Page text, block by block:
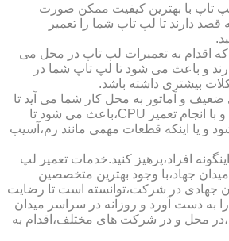
لپ تاپ با بهترین کیفیت ممکن صورت
قصد دارند تا لپ تاپ شما را تعمیر
اقدام به تعمیرات لپ تاپ در محل می
و باعث می شود تا لپ تاپ شما در
بیشتری داشته باشد.
و آماتور به محل کار شما می آید تا
تعمیر لپ تاپ انجام دهد و با انجام تعمیر CPU،باعث می شود تا
و یا اینکه قطعات مهمی مانند رم،آسیب
اینگونه افراد،پرهیز کنید.خدمات تعمیر لپ
جهاد،با وجود بهترین متخصصین
جهادی در شرکت،توانسته است تا رضایت
به دست آورد و روزانه در سراسر میدان
محل و در شرکت های مختلف،اقدام به